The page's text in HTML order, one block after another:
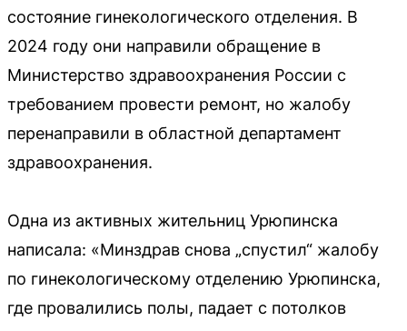
состояние гинекологического отделения. В
2024 году они направили обращение в
Министерство здравоохранения России с
требованием провести ремонт, но жалобу
перенаправили в областной департамент
здравоохранения.
Одна из активных жительниц Урюпинска
написала: «Минздрав снова „спустил“ жалобу
по гинекологическому отделению Урюпинска,
где провалились полы, падает с потолков